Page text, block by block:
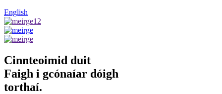
English
Cinnteoimid duit
Faigh i gcónaíar dóigh
torthaí.